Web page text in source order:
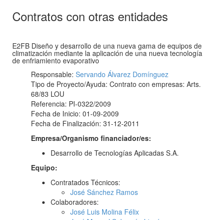
Contratos con otras entidades
E2FB Diseño y desarrollo de una nueva gama de equipos de
climatización mediante la aplicación de una nueva tecnología
de enfriamiento evaporativo
Responsable: Servando Álvarez Domínguez
Tipo de Proyecto/Ayuda: Contrato con empresas: Arts.
68/83 LOU
Referencia: PI-0322/2009
Fecha de Inicio: 01-09-2009
Fecha de Finalización: 31-12-2011
Empresa/Organismo financiador/es:
Desarrollo de Tecnologías Aplicadas S.A.
Equipo:
Contratados Técnicos:
José Sánchez Ramos
Colaboradores:
José Luis Molina Félix